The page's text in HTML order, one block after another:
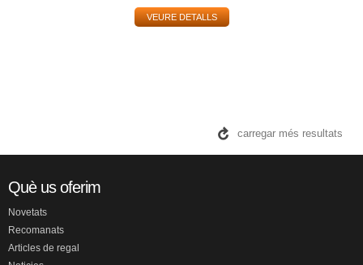
VEURE DETALLS
carregar més resultats
Què us oferim
Novetats
Recomanats
Articles de regal